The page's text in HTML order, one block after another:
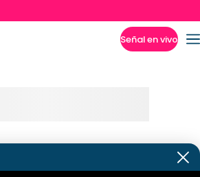
Señal en vivo